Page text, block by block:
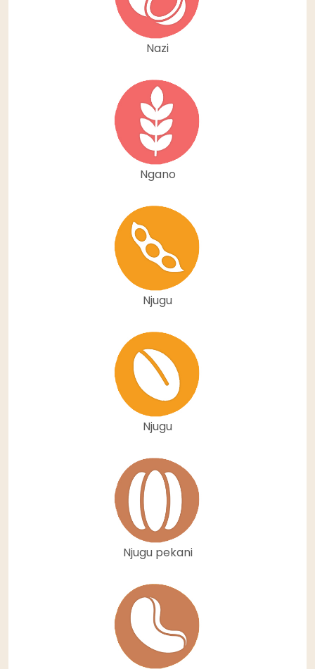
Nazi
Ngano
Njugu
Njugu
Njugu pekani